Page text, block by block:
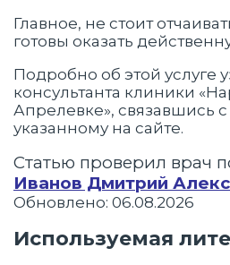
Главное, не стоит
готовы оказать
Подробно об этой услуге
консультанта клиники
Апрелевке», связавшись
указанному на сайте.
Статью проверил врач
Иванов Дмитрий
Обновлено: 06.08.2026
Используемая